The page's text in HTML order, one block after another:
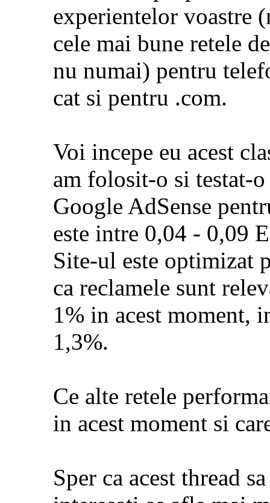
experientelor voastre
cele mai bune retele
nu numai) pentru
cat si pentru .com.
Voi incepe eu acest
am folosit-o si testat-
Google AdSense
este intre 0,04 - 0,09
Site-ul este optimizat
ca reclamele sunt
1% in acest moment,
1,3%.
Ce alte retele
in acest moment si
Sper ca acest thread